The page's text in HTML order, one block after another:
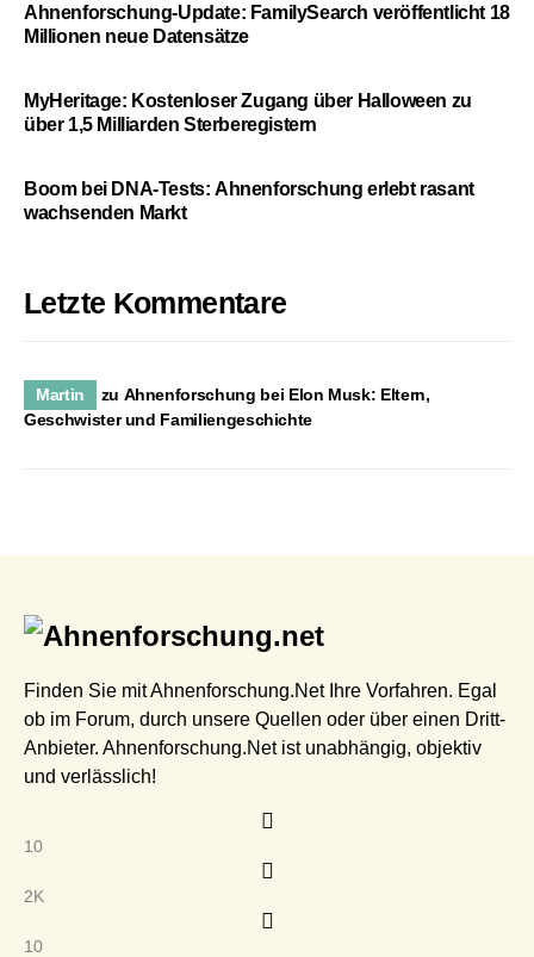
Ahnenforschung-Update: FamilySearch veröffentlicht 18
Millionen neue Datensätze
MyHeritage: Kostenloser Zugang über Halloween zu
über 1,5 Milliarden Sterberegistern
Boom bei DNA-Tests: Ahnenforschung erlebt rasant
wachsenden Markt
Letzte Kommentare
Martin zu Ahnenforschung bei Elon Musk: Eltern,
Geschwister und Familiengeschichte
Finden Sie mit Ahnenforschung.Net Ihre Vorfahren. Egal
ob im Forum, durch unsere Quellen oder über einen Dritt-
Anbieter. Ahnenforschung.Net ist unabhängig, objektiv
und verlässlich!
10
2K
10